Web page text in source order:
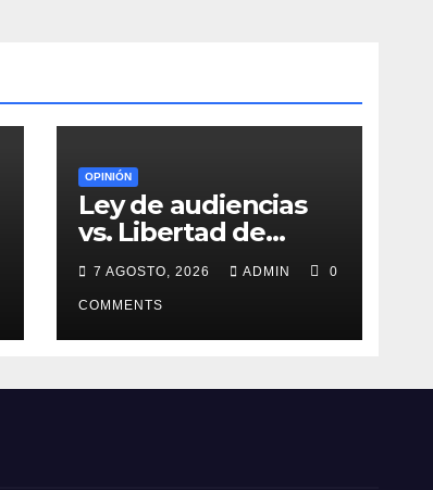
OPINIÓN
Ley de audiencias
vs. Libertad de
expresión
7 AGOSTO, 2026 ADMIN 0
COMMENTS